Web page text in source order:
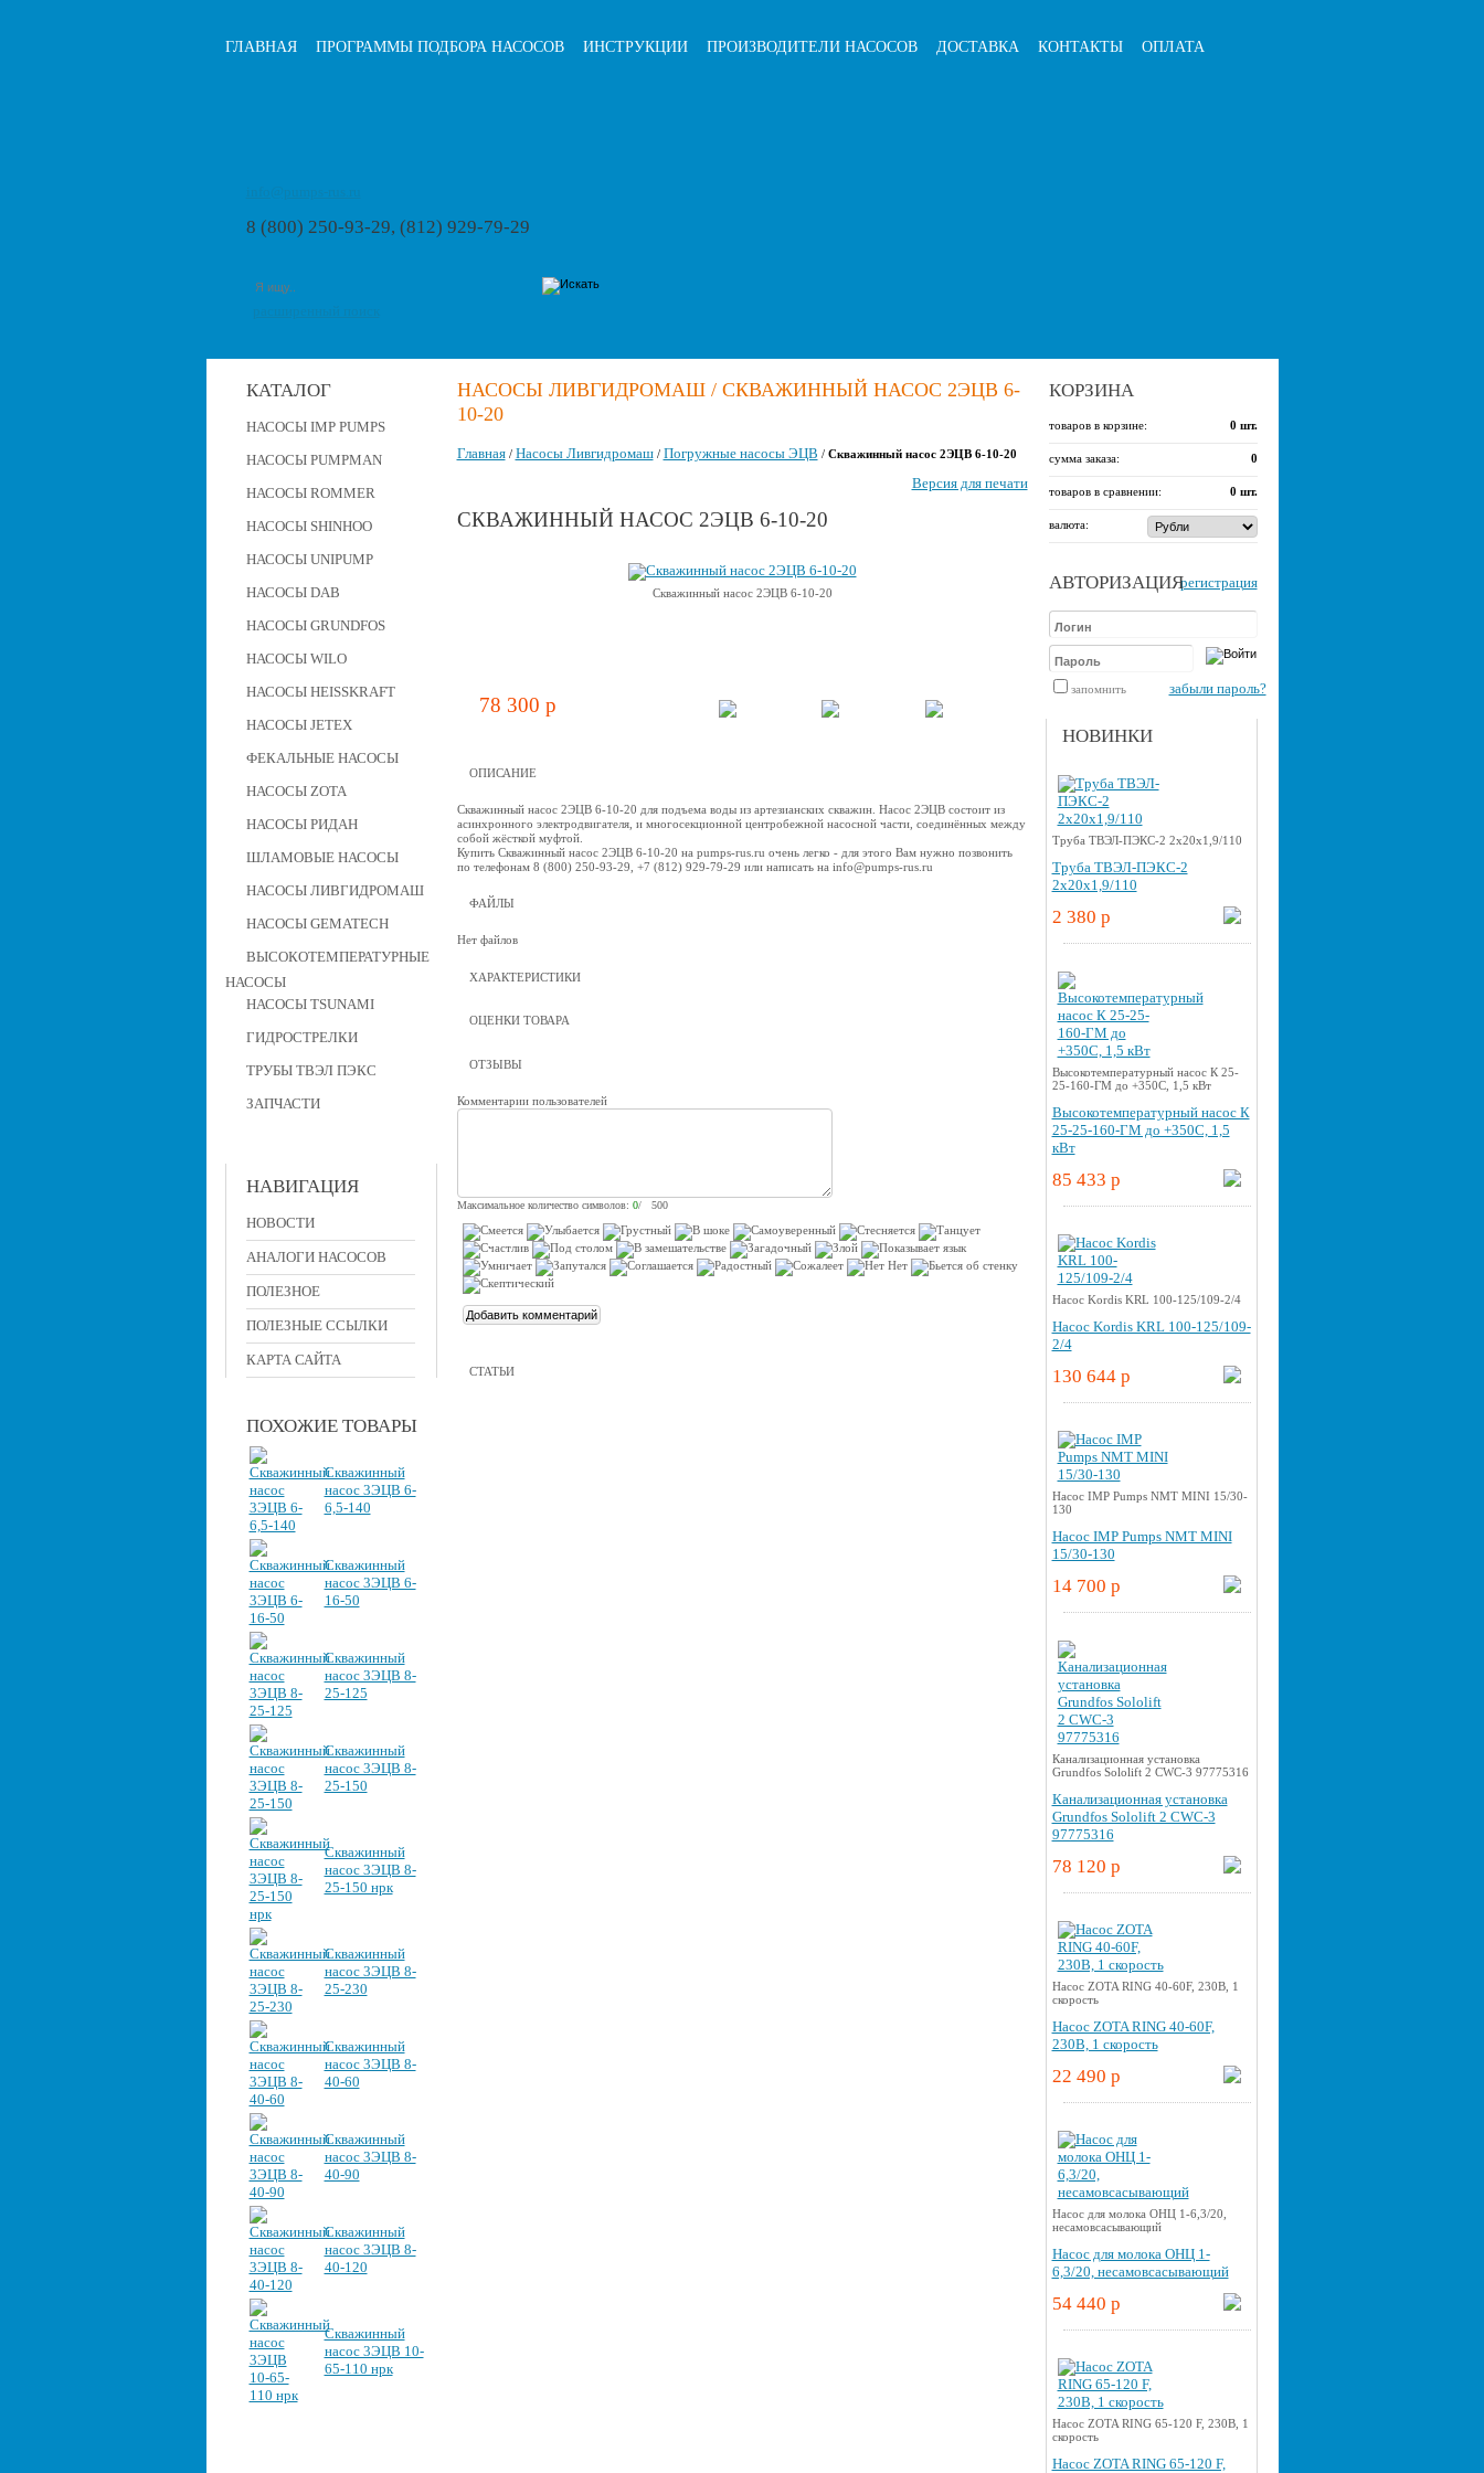
ГЛАВНАЯ ПРОГРАММЫ ПОДБОРА НАСОСОВ ИНСТРУКЦИИ ПРОИЗВОДИТЕЛИ НАСОСОВ ДОСТАВКА КОНТАКТЫ ОПЛАТА
8 (800) 250-93-29, (812) 929-79-29
КАТАЛОГ
НАСОСЫ IMP PUMPS
НАСОСЫ PUMPMAN
НАСОСЫ ROMMER
НАСОСЫ SHINHOO
НАСОСЫ UNIPUMP
НАСОСЫ DAB
НАСОСЫ GRUNDFOS
НАСОСЫ WILO
НАСОСЫ HEISSKRAFT
НАСОСЫ JETEX
ФЕКАЛЬНЫЕ НАСОСЫ
НАСОСЫ ZOTA
НАСОСЫ РИДАН
ШЛАМОВЫЕ НАСОСЫ
НАСОСЫ ЛИВГИДРОМАШ
НАСОСЫ GEMATECH
ВЫСОКОТЕМПЕРАТУРНЫЕ
НАСОСЫ
НАСОСЫ TSUNAMI
ГИДРОСТРЕЛКИ
ТРУБЫ ТВЭЛ ПЭКС
ЗАПЧАСТИ
НАВИГАЦИЯ
НОВОСТИ
АНАЛОГИ НАСОСОВ
ПОЛЕЗНОЕ
ПОЛЕЗНЫЕ ССЫЛКИ
КАРТА САЙТА
ПОХОЖИЕ ТОВАРЫ
Скважинный
насос 3ЭЦВ 6-
6,5-140
Скважинный
насос 3ЭЦВ 6-
16-50
Скважинный
насос 3ЭЦВ 8-
25-125
Скважинный
насос 3ЭЦВ 8-
25-150
Скважинный
насос 3ЭЦВ 8-
25-150 нрк
Скважинный
насос 3ЭЦВ 8-
25-230
Скважинный
насос 3ЭЦВ 8-
40-60
Скважинный
насос 3ЭЦВ 8-
40-90
Скважинный
насос 3ЭЦВ 8-
40-120
Скважинный
насос 3ЭЦВ 10-
65-110 нрк
КОРЗИНА
товаров в корзине: 0 шт.
сумма заказа: 0
товаров в сравнении: 0 шт.
валюта:
АВТОРИЗАЦИЯрегистрация
запомнить забыли пароль?
НОВИНКИ
Труба ТВЭЛ-ПЭКС-2 2x20x1,9/110
Труба ТВЭЛ-ПЭКС-2
2x20x1,9/110
2 380 p
Высокотемпературный насос К 25-
25-160-ГМ до +350С, 1,5 кВт
Высокотемпературный насос К
25-25-160-ГМ до +350С, 1,5
кВт
85 433 p
Насос Kordis KRL 100-125/109-2/4
Насос Kordis KRL 100-125/109-
2/4
130 644 p
Насос IMP Pumps NMT MINI 15/30-
130
Насос IMP Pumps NMT MINI
15/30-130
14 700 p
Канализационная установка
Grundfos Sololift 2 CWC-3 97775316
Канализационная установка
Grundfos Sololift 2 CWC-3
97775316
78 120 p
Насос ZOTA RING 40-60F, 230В, 1
скорость
Насос ZOTA RING 40-60F,
230В, 1 скорость
22 490 p
Насос для молока ОНЦ 1-6,3/20,
несамовсасывающий
Насос для молока ОНЦ 1-
6,3/20, несамовсасывающий
54 440 p
Насос ZOTA RING 65-120 F, 230В, 1
скорость
Насос ZOTA RING 65-120 F,
НАСОСЫ ЛИВГИДРОМАШ / СКВАЖИННЫЙ НАСОС 2ЭЦВ 6-
10-20
Главная/ Насосы Ливгидромаш/ Погружные насосы ЭЦВ / Скважинный насос 2ЭЦВ 6-10-20
Версия для печати
СКВАЖИННЫЙ НАСОС 2ЭЦВ 6-10-20
Скважинный насос 2ЭЦВ 6-10-20
78 300 p
ОПИСАНИЕ
Скважинный насос 2ЭЦВ 6-10-20 для подъема воды из артезианских скважин. Насос 2ЭЦВ состоит из
асинхронного электродвигателя, и многосекционной центробежной наcосной части, соединённых между
собой жёсткой муфтой.
Купить Скважинный насос 2ЭЦВ 6-10-20 на pumps-rus.ru очень легко - для этого Вам нужно позвонить
по телефонам 8 (800) 250-93-29, +7 (812) 929-79-29 или написать на info@pumps-rus.ru
ФАЙЛЫ
Нет файлов
ХАРАКТЕРИСТИКИ
ОЦЕНКИ ТОВАРА
ОТЗЫВЫ
Комментарии пользователей
Максимальное количество символов: 0/ 500
СТАТЬИ